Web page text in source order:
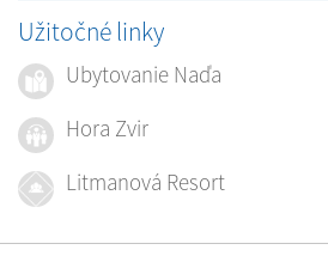
Užitočné linky
Ubytovanie Naďa
Hora Zvir
Litmanová Resort